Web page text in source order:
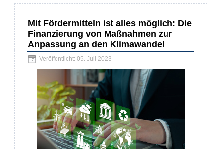
Mit Fördermitteln ist alles möglich: Die
Finanzierung von Maßnahmen zur
Anpassung an den Klimawandel
Veröffentlicht: 05. Juli 2023